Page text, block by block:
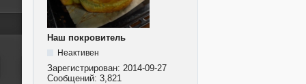
Наш покровитель
Неактивен
Зарегистрирован: 2014-09-27
Сообщений: 3,821